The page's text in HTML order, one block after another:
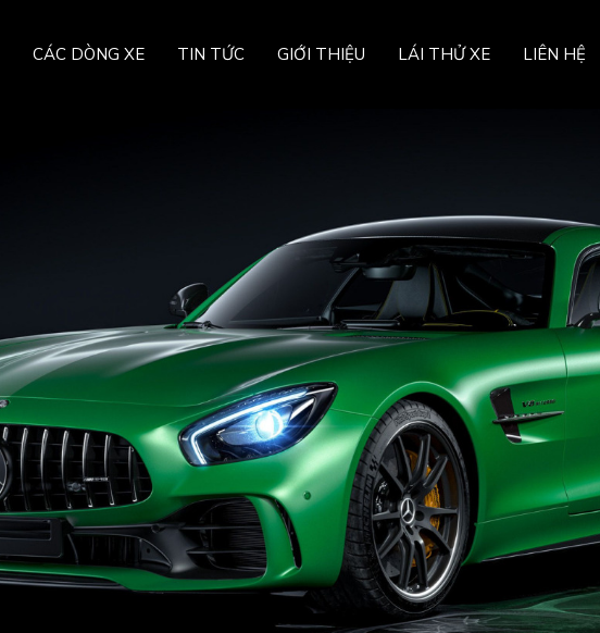
CÁC DÒNG XE TIN TỨC GIỚI THIỆU LÁI THỬ XE LIÊN HỆ